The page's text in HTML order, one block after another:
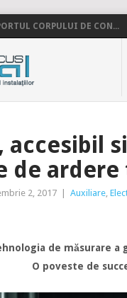
CORPULUI DE CON...
accesibil
de
2, 2017 Auxiliare,
de măsurare a
O poveste de